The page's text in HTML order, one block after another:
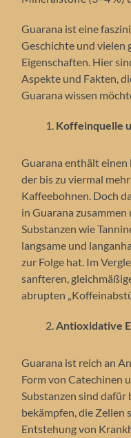
Guarana ist eine
Geschichte und
Eigenschaften. Hier
Aspekte und Fakten,
Guarana wissen
Koffeinquelle
Guarana enthält
der bis zu viermal
Kaffeebohnen. Doch
in Guarana
Substanzen wie
langsame und
zur Folge hat. Im
sanfteren,
abrupten
Antioxidative
Guarana ist reich an
Form von Catechinen
Substanzen sind dafür
bekämpfen, die Zellen
Entstehung von